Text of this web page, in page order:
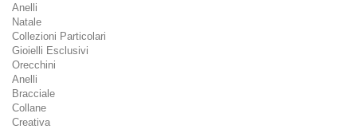
Anelli
Natale
Collezioni Particolari
Gioielli Esclusivi
Orecchini
Anelli
Bracciale
Collane
Creativa